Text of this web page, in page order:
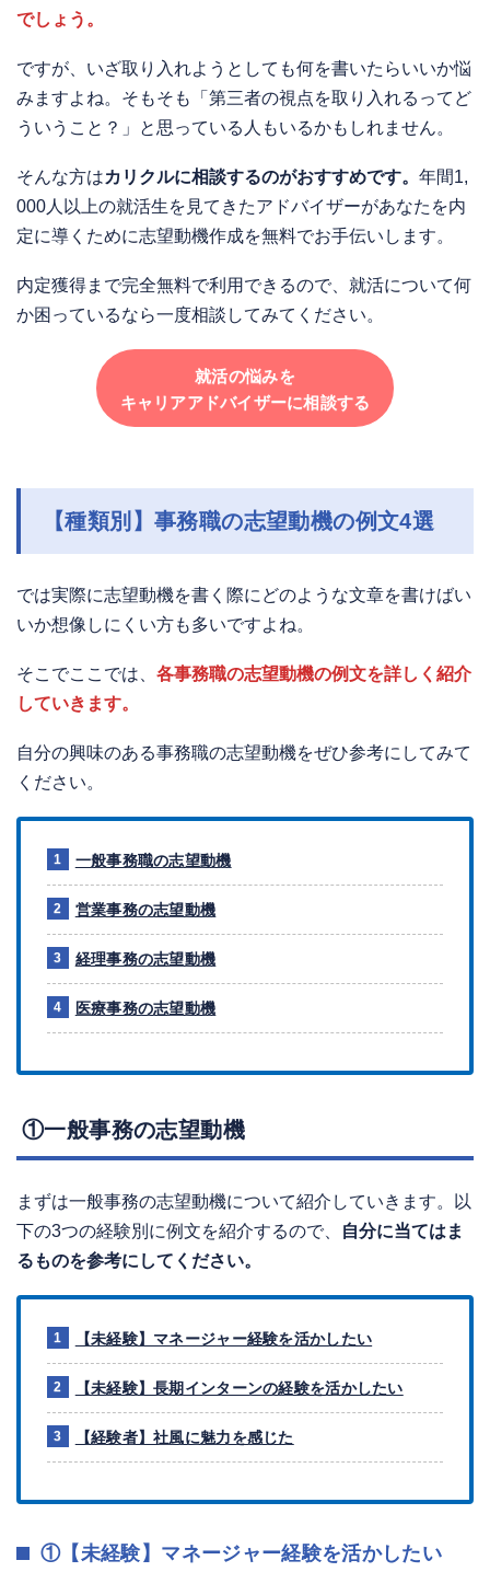
でしょう。
ですが、いざ取り入れようとしても何を書いたらいいか悩
みますよね。そもそも「第三者の視点を取り入れるってど
ういうこと？」と思っている人もいるかもしれません。
そんな方はカリクルに相談するのがおすすめです。 年間1,
000人以上の就活生を見てきたアドバイザーがあなたを内
定に導くために志望動機作成を無料でお手伝いします。
内定獲得まで完全無料で利用できるので、就活について何
か困っているなら一度相談してみてください。
就活の悩みを
キャリアアドバイザーに相談する
【種類別】事務職の志望動機の例文4選
では実際に志望動機を書く際にどのような文章を書けばい
いか想像しにくい方も多いですよね。
そこでここでは、 各事務職の志望動機の例文を詳しく紹介
していきます。
自分の興味のある事務職の志望動機をぜひ参考にしてみて
ください。
一般事務職の志望動機
営業事務の志望動機
経理事務の志望動機
医療事務の志望動機
①一般事務の志望動機
まずは一般事務の志望動機について紹介していきます。以
下の3つの経験別に例文を紹介するので、
自分に当てはま
るものを参考にしてください。
【未経験】マネージャー経験を活かしたい
【未経験】長期インターンの経験を活かしたい
【経験者】社風に魅力を感じた
①【未経験】マネージャー経験を活かしたい